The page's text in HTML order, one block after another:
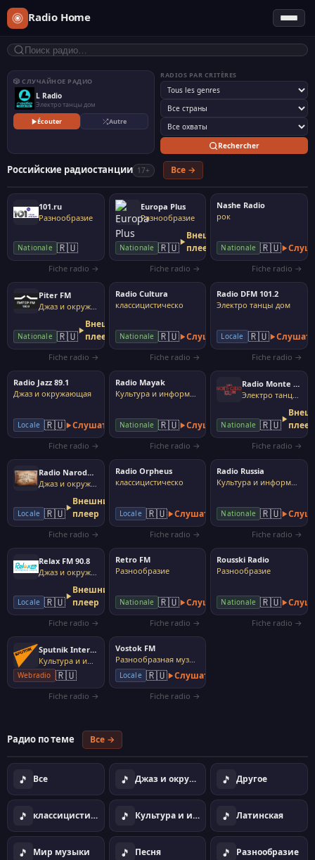
Radio Home
🎲 СЛУЧАЙНОЕ РАДИО
L Radio
Электро танцы дом
Écouter
Autre
RADIOS PAR CRITÈRES
Rechercher
Российские радиостанции 17+ Все →
101.ru
Разнообразие
Nationale 🇷🇺
Fiche radio →
Europa Plus
Разнообразие
Nationale 🇷🇺
Внешний
плеер
Fiche radio →
Nashe Radio
рок
Nationale 🇷🇺
Fiche radio →
Piter FM
Джаз и окружающая
Nationale 🇷🇺
Внешний
плеер
Fiche radio →
Radio Cultura
классицистическо
Nationale 🇷🇺 Слушать
Fiche radio →
Radio DFM 101.2
Электро танцы дом
Locale 🇷🇺 Слушать
Fiche radio →
Radio Jazz 89.1
Джаз и окружающая
Locale 🇷🇺 Слушать
Fiche radio →
Radio Mayak
Культура и информация
Nationale 🇷🇺 Слушать
Fiche radio →
Radio Monte Carlo
Электро танцы дом
Nationale 🇷🇺
плеер
Fiche radio →
Radio Narodnaya Volna 91.9
Джаз и окружающая
Locale 🇷🇺
Внешний
плеер
Fiche radio →
Radio Orpheus
классицистическо
Locale 🇷🇺 Слушать
Fiche radio →
Radio Russia
Культура и информация
Nationale 🇷🇺
Fiche radio →
Relax FM 90.8
Джаз и окружающая
Locale 🇷🇺
Внешний
плеер
Fiche radio →
Retro FM
Разнообразие
Nationale 🇷🇺 Слушать
Fiche radio →
Rousski Radio
Разнообразие
Nationale 🇷🇺
Fiche radio →
Sputnik International
Культура и информация
Webradio 🇷🇺
Fiche radio →
Vostok FM
Разнообразная музыка
Locale 🇷🇺 Слушать
Fiche radio →
Радио по теме Все →
🎵 Все 🎵 Джаз и окружающая 🎵 Другое
🎵 классицистическо 🎵 Культура и информация 🎵 Латинская
🎵 Мир музыки 🎵 Песня 🎵 Разнообразие